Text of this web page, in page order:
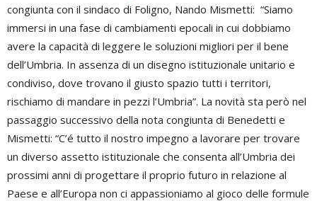
congiunta con il sindaco di Foligno, Nando Mismetti: “Siamo
immersi in una fase di cambiamenti epocali in cui dobbiamo
avere la capacità di leggere le soluzioni migliori per il bene
dell’Umbria. In assenza di un disegno istituzionale unitario e
condiviso, dove trovano il giusto spazio tutti i territori,
rischiamo di mandare in pezzi l’Umbria”. La novità sta però nel
passaggio successivo della nota congiunta di Benedetti e
Mismetti: “C’é tutto il nostro impegno a lavorare per trovare
un diverso assetto istituzionale che consenta all’Umbria dei
prossimi anni di progettare il proprio futuro in relazione al
Paese e all’Europa non ci appassioniamo al gioco delle formule